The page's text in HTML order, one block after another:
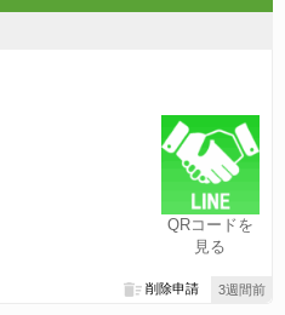
QRコードを
見る
3週間前
削除申請